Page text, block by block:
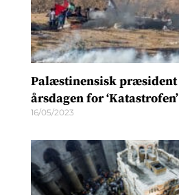
Palæstinensisk præsident
årsdagen for ‘Katastrofen’
16/05/2023